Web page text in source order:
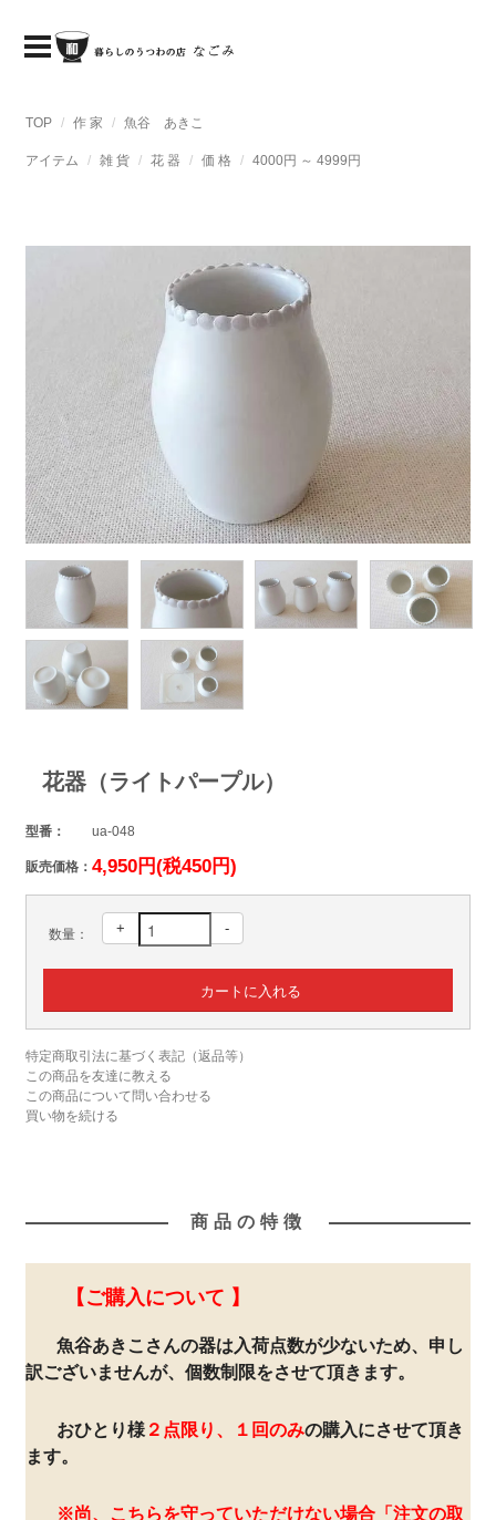
TOP 作 家 魚谷 あきこ
アイテム 雑 貨 花 器 価 格 4000円 ～ 4999円
花器（ライトパープル）
型番： ua-048
販売価格： 4,950円(税450円)
数量： + -
特定商取引法に基づく表記（返品等）
この商品を友達に教える
この商品について問い合わせる
買い物を続ける
商品の特徴
【ご購入について 】
魚谷あきこさんの器は入荷点数が少ないため、申し
訳ございませんが、個数制限をさせて頂きます。
おひとり様２点限り、１回のみの購入にさせて頂き
ます。
※尚、こちらを守っていただけない場合「注文の取